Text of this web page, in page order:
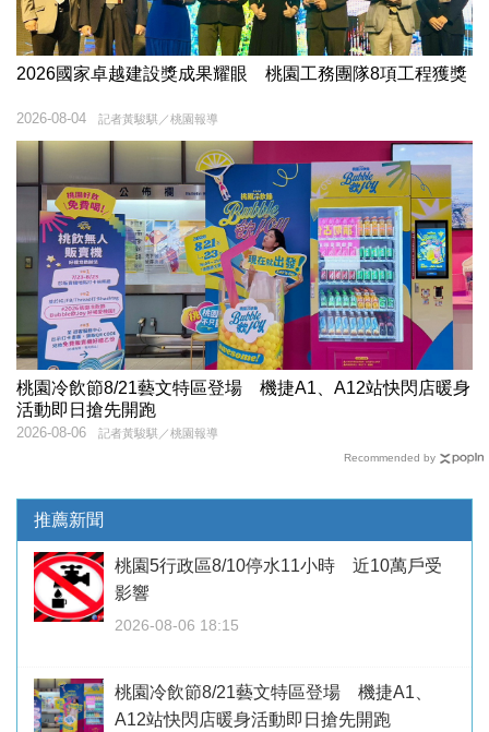
2026國家卓越建設獎成果耀眼 桃園工務團隊8項工程獲獎
記者黃駿騏／桃園報導
2026-08-04
桃園冷飲節8/21藝文特區登場 機捷A1、A12站快閃店暖身
活動即日搶先開跑
記者黃駿騏／桃園報導
2026-08-06
Recommended by
推薦新聞
桃園5行政區8/10停水11小時 近10萬戶受
影響
2026-08-06 18:15
桃園冷飲節8/21藝文特區登場 機捷A1、
A12站快閃店暖身活動即日搶先開跑